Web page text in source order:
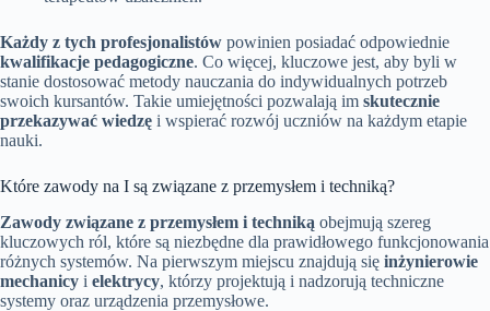
Każdy z tych profesjonalistów powinien posiadać odpowiednie
kwalifikacje pedagogiczne. Co więcej, kluczowe jest, aby byli w
stanie dostosować metody nauczania do indywidualnych potrzeb
swoich kursantów. Takie umiejętności pozwalają im skutecznie
przekazywać wiedzę i wspierać rozwój uczniów na każdym etapie
nauki.
Które zawody na I są związane z przemysłem i techniką?
Zawody związane z przemysłem i techniką obejmują szereg
kluczowych ról, które są niezbędne dla prawidłowego funkcjonowania
różnych systemów. Na pierwszym miejscu znajdują się inżynierowie
mechanicy i elektrycy, którzy projektują i nadzorują techniczne
systemy oraz urządzenia przemysłowe.